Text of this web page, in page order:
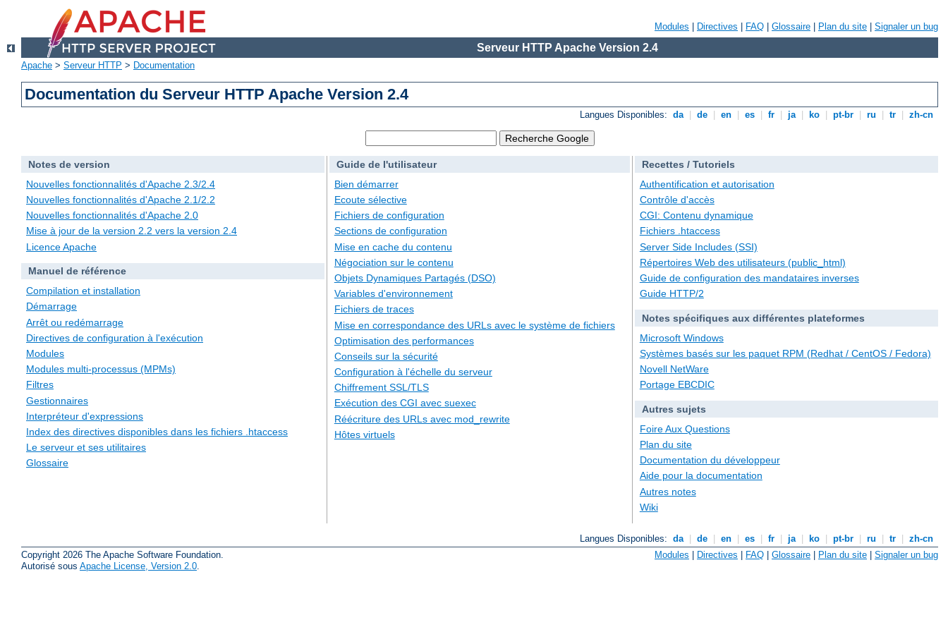
Modules Directives FAQ Glossaire Plan du site Signaler un bug
Serveur HTTP Apache Version 2.4
Apache > Serveur HTTP > Documentation
Documentation du Serveur HTTP Apache Version 2.4
Langues Disponibles: da de en es fr ja ko pt-br ru tr zh-cn
Notes de version
Nouvelles fonctionnalités d'Apache 2.3/2.4
Nouvelles fonctionnalités d'Apache 2.1/2.2
Nouvelles fonctionnalités d'Apache 2.0
Mise à jour de la version 2.2 vers la version 2.4
Licence Apache
Manuel de référence
Compilation et installation
Démarrage
Arrêt ou redémarrage
Directives de configuration à l'exécution
Modules
Modules multi-processus (MPMs)
Filtres
Gestionnaires
Interpréteur d'expressions
Index des directives disponibles dans les fichiers .htaccess
Le serveur et ses utilitaires
Glossaire
Guide de l'utilisateur
Bien démarrer
Ecoute sélective
Fichiers de configuration
Sections de configuration
Mise en cache du contenu
Négociation sur le contenu
Objets Dynamiques Partagés (DSO)
Variables d'environnement
Fichiers de traces
Mise en correspondance des URLs avec le système de fichiers
Optimisation des performances
Conseils sur la sécurité
Configuration à l'échelle du serveur
Chiffrement SSL/TLS
Exécution des CGI avec suexec
Réécriture des URLs avec mod_rewrite
Hôtes virtuels
Recettes / Tutoriels
Authentification et autorisation
Contrôle d'accès
CGI: Contenu dynamique
Fichiers .htaccess
Server Side Includes (SSI)
Répertoires Web des utilisateurs (public_html)
Guide de configuration des mandataires inverses
Guide HTTP/2
Notes spécifiques aux différentes plateformes
Microsoft Windows
Systèmes basés sur les paquet RPM (Redhat / CentOS / Fedora)
Novell NetWare
Portage EBCDIC
Autres sujets
Foire Aux Questions
Plan du site
Documentation du développeur
Aide pour la documentation
Autres notes
Wiki
Langues Disponibles: da de en es fr ja ko pt-br ru tr
zh-cn
Copyright 2026 The Apache Software Foundation.
Autorisé sous Apache License, Version 2.0
Modules | Directives | FAQ | Glossaire | Plan du site | Signaler un bug